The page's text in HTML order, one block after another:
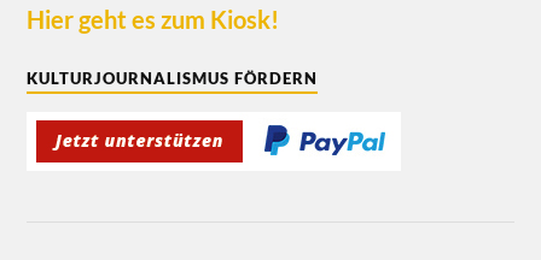
Hier geht es zum Kiosk!
KULTURJOURNALISMUS FÖRDERN